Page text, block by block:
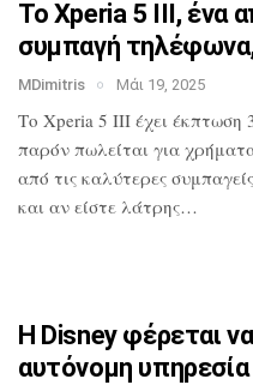
Το Xperia 5 III, ένα
συμπαγή
MDimitris Μάι 19, 2025
Το Xperia 5 III έχει έκπτωση
παρόν πωλείται για
από τις καλύτερες
και αν είστε λάτρης…
Η Disney φέρεται
αυτόνομη